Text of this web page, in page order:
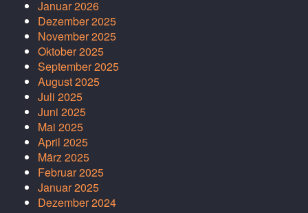
Januar 2026
Dezember 2025
November 2025
Oktober 2025
September 2025
August 2025
Juli 2025
Juni 2025
Mai 2025
April 2025
März 2025
Februar 2025
Januar 2025
Dezember 2024